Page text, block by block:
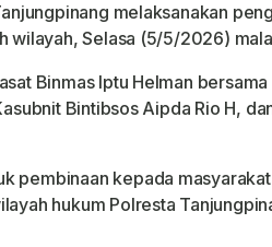
melaksanakan
wilayah, Selasa (5/5/2026)
Binmas Iptu Helman
Bintibsos Aipda Rio H,
pembinaan kepada
hukum Polresta